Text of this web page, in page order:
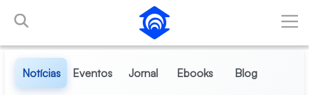
Pular para o Conteúdo principal
Notícias Eventos Jornal Ebooks Blog